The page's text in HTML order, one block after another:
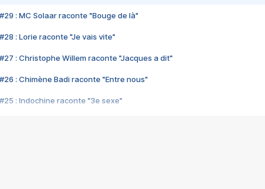
#29 : MC Solaar raconte "Bouge de là"
#28 : Lorie raconte "Je vais vite"
#27 : Christophe Willem raconte "Jacques a dit"
#26 : Chimène Badi raconte "Entre nous"
#25 : Indochine raconte "3e sexe"